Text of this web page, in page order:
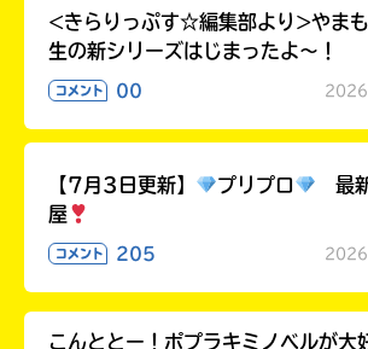
<きらりっぷす☆編集部より>やま
生の新シリーズはじまったよ～！
コメント 00 2026
【7月3日更新】 プリプロ
最
屋
コメント 205 2026
こんととー！ポプラキミノベルが大
る